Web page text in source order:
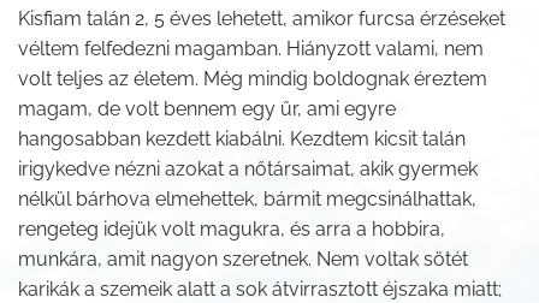
Kisfiam talán 2, 5 éves lehetett, amikor furcsa érzéseket
véltem felfedezni magamban. Hiányzott valami, nem
volt teljes az életem. Még mindig boldognak éreztem
magam, de volt bennem egy űr, ami egyre
hangosabban kezdett kiabálni. Kezdtem kicsit talán
irigykedve nézni azokat a nőtársaimat, akik gyermek
nélkül bárhova elmehettek, bármit megcsinálhattak,
rengeteg idejük volt magukra, és arra a hobbira,
munkára, amit nagyon szeretnek. Nem voltak sötét
karikák a szemeik alatt a sok átvirrasztott éjszaka miatt;